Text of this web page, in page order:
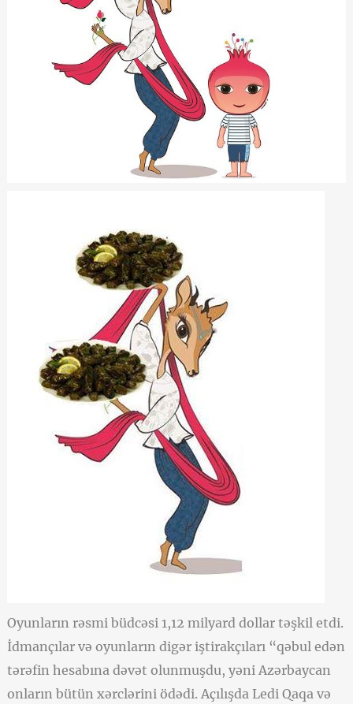
Oyunların rəsmi büdcəsi 1,12 milyard dollar təşkil etdi.
İdmançılar və oyunların digər iştirakçıları “qəbul edən
tərəfin hesabına dəvət olunmuşdu, yəni Azərbaycan
onların bütün xərclərini ödədi. Açılışda Ledi Qaqa və